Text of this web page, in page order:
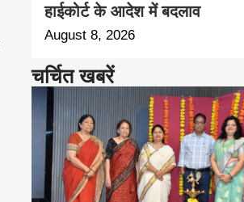
हाईकोर्ट के आदेश में बदलाव
August 8, 2026
चर्चित खबरें